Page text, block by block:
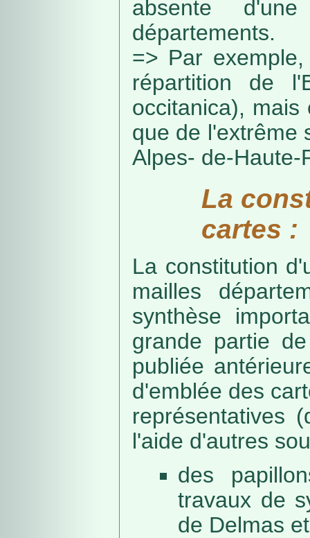
absente
départements.
=> Par
répartition de
occitanica),
que de l'extrême
Alpes- de-Haute-
La
cartes :
La constitution
mailles
synthèse
grande partie
publiée
d'emblée des
représentatives
l'aide d'autres
des
travaux de
de Delmas